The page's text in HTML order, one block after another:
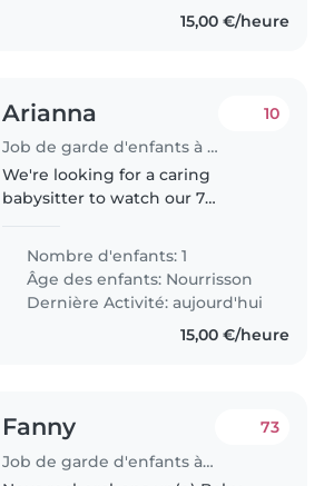
15,00 €/heure
Arianna
Job de garde d'enfants à Luxembourg
10
We're looking for a caring
babysitter to watch our 7
Our little one is curious,
energetic, and always ready to
laugh. We need someone who
Nombre d'enfants: 1
Âge des enfants: Nourrisson
Dernière Activité: aujourd'hui
15,00 €/heure
Fanny
Job de garde d'enfants à Luxembourg
73